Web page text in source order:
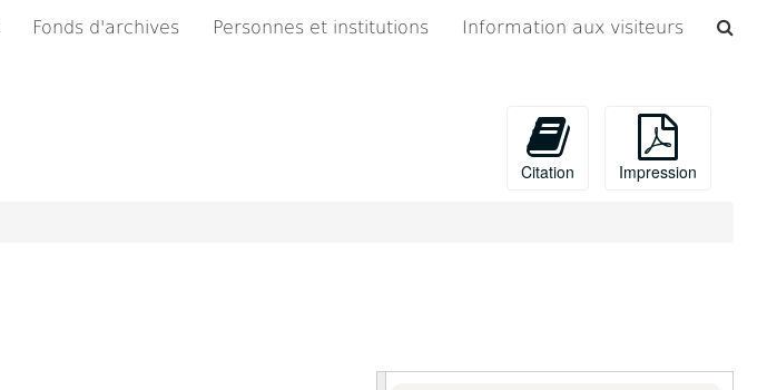
Fonds d'archives Personnes et institutions Information aux visiteurs
Citation Impression